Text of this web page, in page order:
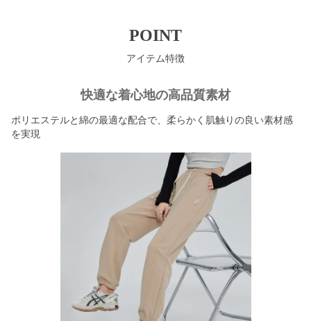
POINT
アイテム特徴
快適な着心地の高品質素材
ポリエステルと綿の最適な配合で、柔らかく肌触りの良い素材感
を実現